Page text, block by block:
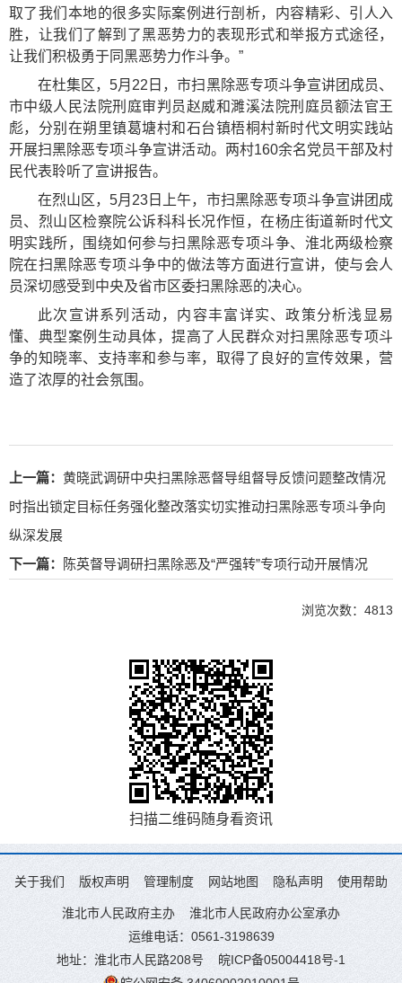
取了我们本地的很多实际案例进行剖析，内容精彩、引人入
胜，让我们了解到了黑恶势力的表现形式和举报方式途径，
让我们积极勇于同黑恶势力作斗争。”
在杜集区，5月22日，市扫黑除恶专项斗争宣讲团成员、
市中级人民法院刑庭审判员赵威和濉溪法院刑庭员额法官王
彪，分别在朔里镇葛塘村和石台镇梧桐村新时代文明实践站
开展扫黑除恶专项斗争宣讲活动。两村160余名党员干部及村
民代表聆听了宣讲报告。
在烈山区，5月23日上午，市扫黑除恶专项斗争宣讲团成
员、烈山区检察院公诉科科长况作恒，在杨庄街道新时代文
明实践所，围绕如何参与扫黑除恶专项斗争、淮北两级检察
院在扫黑除恶专项斗争中的做法等方面进行宣讲，使与会人
员深切感受到中央及省市区委扫黑除恶的决心。
此次宣讲系列活动，内容丰富详实、政策分析浅显易
懂、典型案例生动具体，提高了人民群众对扫黑除恶专项斗
争的知晓率、支持率和参与率，取得了良好的宣传效果，营
造了浓厚的社会氛围。
上一篇： 黄晓武调研中央扫黑除恶督导组督导反馈问题整改情况
时指出锁定目标任务强化整改落实切实推动扫黑除恶专项斗争向
纵深发展
下一篇：
陈英督导调研扫黑除恶及“严强转”专项行动开展情况
浏览次数： 4813
扫描二维码随身看资讯
关于我们 版权声明 管理制度 网站地图 隐私声明 使用帮助
淮北市人民政府主办
淮北市人民政府办公室承办
运维电话：0561-3198639
地址：淮北市人民路208号
皖ICP备05004418号-1